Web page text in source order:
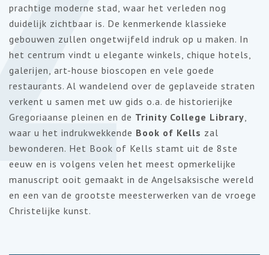
prachtige moderne stad, waar het verleden nog
duidelijk zichtbaar is. De kenmerkende klassieke
gebouwen zullen ongetwijfeld indruk op u maken. In
het centrum vindt u elegante winkels, chique hotels,
galerijen, art-house bioscopen en vele goede
restaurants. Al wandelend over de geplaveide straten
verkent u samen met uw gids o.a. de historierijke
Gregoriaanse pleinen en de Trinity College Library,
waar u het indrukwekkende Book of Kells zal
bewonderen. Het Book of Kells stamt uit de 8ste
eeuw en is volgens velen het meest opmerkelijke
manuscript ooit gemaakt in de Angelsaksische wereld
en een van de grootste meesterwerken van de vroege
Christelijke kunst.